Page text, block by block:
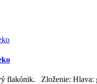
flakónik. Zloženie: